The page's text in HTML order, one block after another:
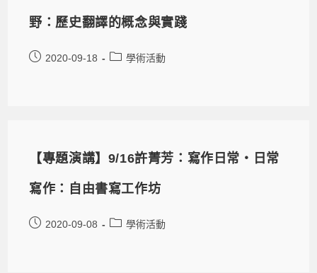
野：歷史翻譯的概念與實踐
2020-09-18 學術活動
【專題演講】9/16許菁芳：寫作日常・日常
寫作：自由書寫工作坊
2020-09-08 學術活動